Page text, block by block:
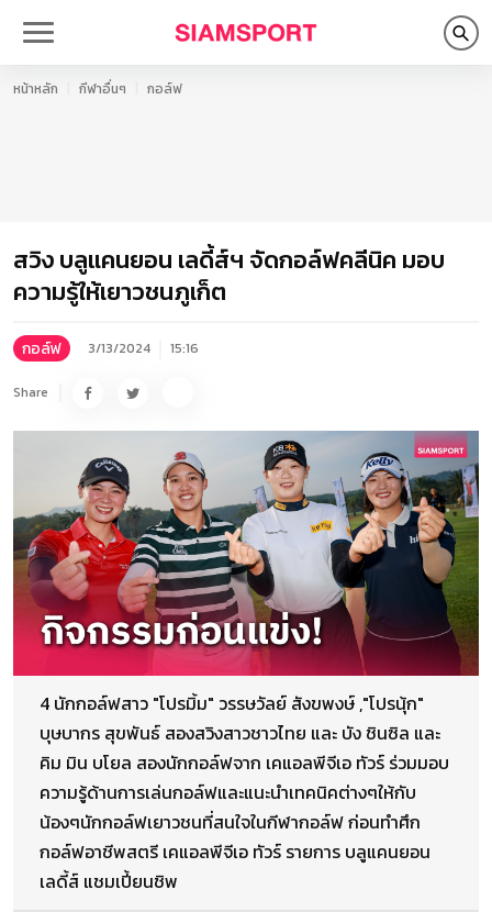
หน้าหลัก กีฬาอื่นๆ กอล์ฟ
สวิง บลูแคนยอน เลดี้ส์ฯ จัดกอล์ฟคลีนิค มอบ
ความรู้ให้เยาวชนภูเก็ต
กอล์ฟ 3/13/2024 15:16
Share
4 นักกอล์ฟสาว "โปรมิ้ม" วรรษวัลย์ สังขพงษ์ ,"โปรนุ้ก"
บุษบากร สุขพันธ์ สองสวิงสาวชาวไทย และ บัง ชินซิล และ
คิม มิน บโยล สองนักกอล์ฟจาก เคแอลพีจีเอ ทัวร์ ร่วมมอบ
ความรู้ด้านการเล่นกอล์ฟและแนะนำเทคนิคต่างๆให้กับ
น้องๆนักกอล์ฟเยาวชนที่สนใจในกีฬากอล์ฟ ก่อนทำศึก
กอล์ฟอาชีพสตรี เคแอลพีจีเอ ทัวร์ รายการ บลูแคนยอน
เลดี้ส์ แชมเปี้ยนชิพ